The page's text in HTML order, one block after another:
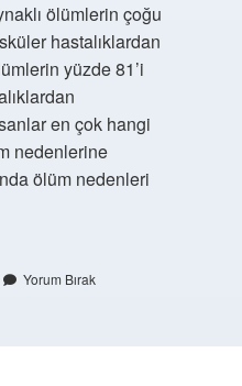
ölümlerin çoğu
hastalıklardan
yüzde 81’i
en çok hangi
nedenlerine
ölüm nedenleri
Yorum Bırak